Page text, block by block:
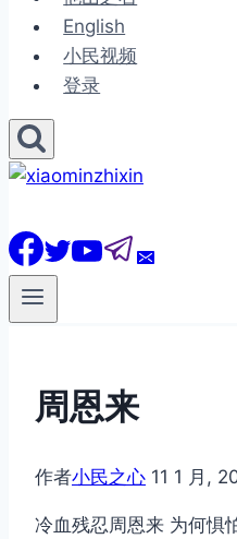
English
小民视频
登录
周恩来
作者小民之心 11 1 月,
冷血残忍周恩来 为何惧